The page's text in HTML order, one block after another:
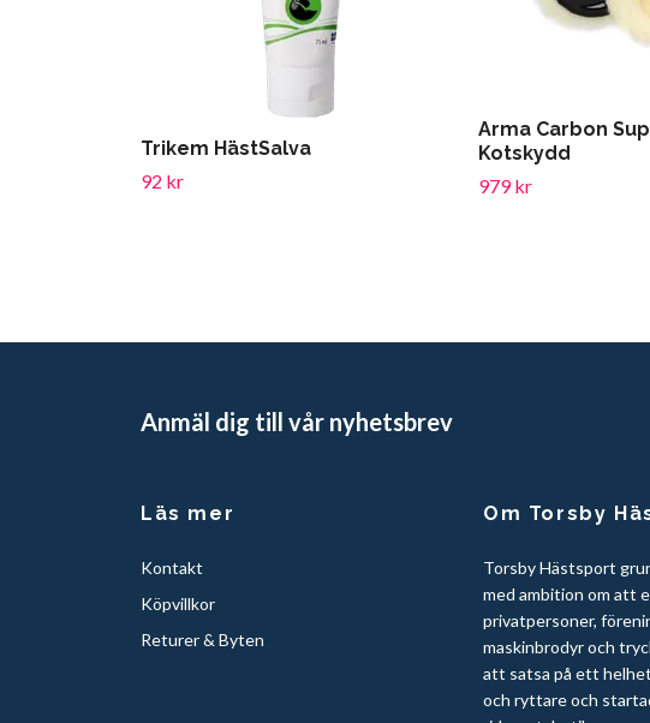
Trikem HästSalva
92 kr
Arma Carbon
Kotskydd
979 kr
Anmäl dig till vår nyhetsbrev
Läs mer
Kontakt
Köpvillkor
Returer & Byten
Om Torsby
Torsby Hästsport
med ambition om att
privatpersoner,
maskinbrodyr och
att satsa på ett
och ryttare och